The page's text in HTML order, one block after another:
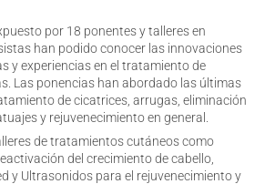
por 18 ponentes y talleres en
han podido conocer las innovaciones
y experiencias en el tratamiento de
Las ponencias han abordado las últimas
de cicatrices, arrugas, eliminación
y rejuvenecimiento en general.
de tratamientos cutáneos como
del crecimiento de cabello,
y Ultrasonidos para el rejuvenecimiento y